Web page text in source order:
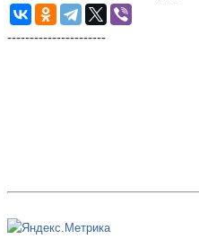
----------------------